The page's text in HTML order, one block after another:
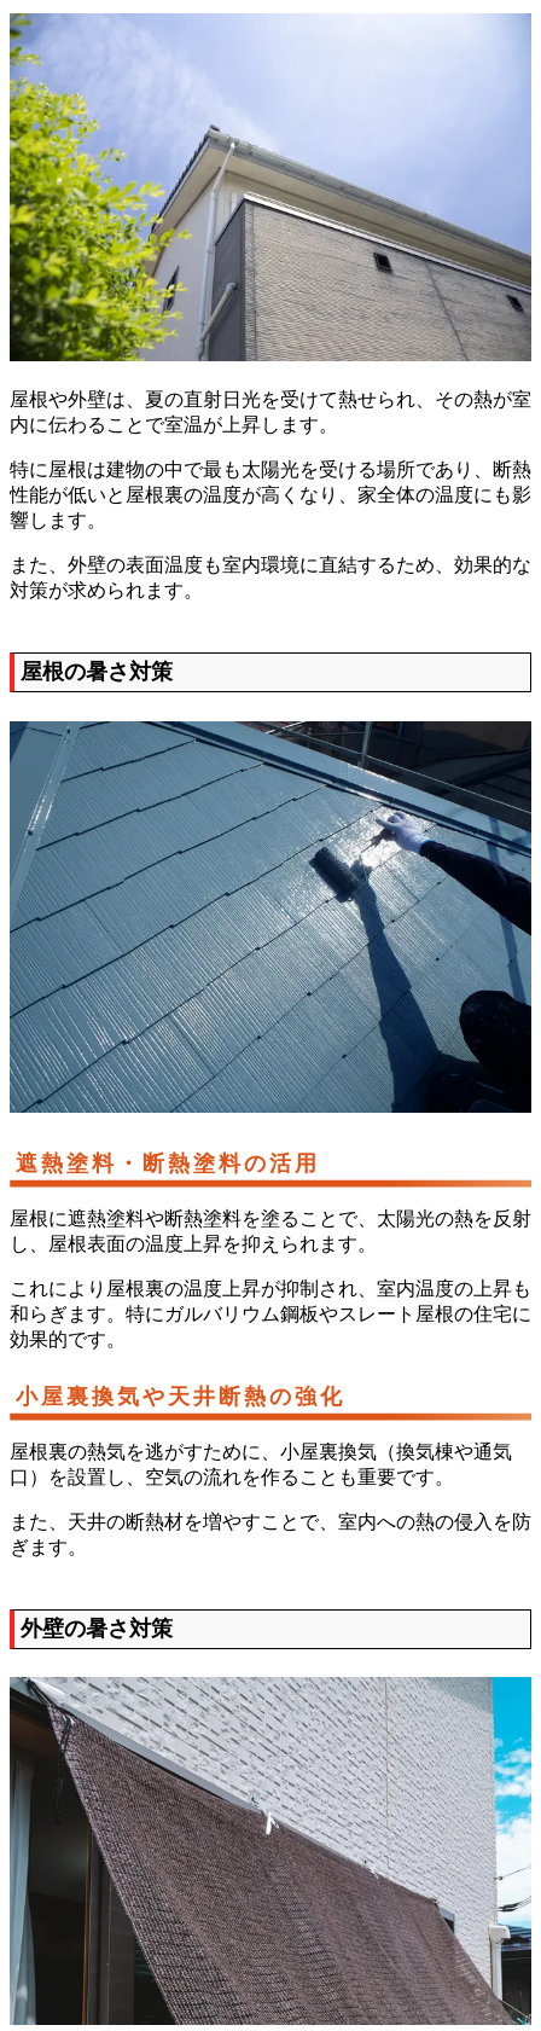
屋根や外壁は、夏の直射日光を受けて熱せられ、その熱が室
内に伝わることで室温が上昇します。
特に屋根は建物の中で最も太陽光を受ける場所であり、断熱
性能が低いと屋根裏の温度が高くなり、家全体の温度にも影
響します。
また、外壁の表面温度も室内環境に直結するため、効果的な
対策が求められます。
屋根の暑さ対策
遮熱塗料・断熱塗料の活用
屋根に遮熱塗料や断熱塗料を塗ることで、太陽光の熱を反射
し、屋根表面の温度上昇を抑えられます。
これにより屋根裏の温度上昇が抑制され、室内温度の上昇も
和らぎます。特にガルバリウム鋼板やスレート屋根の住宅に
効果的です。
小屋裏換気や天井断熱の強化
屋根裏の熱気を逃がすために、小屋裏換気（換気棟や通気
口）を設置し、空気の流れを作ることも重要です。
また、天井の断熱材を増やすことで、室内への熱の侵入を防
ぎます。
外壁の暑さ対策